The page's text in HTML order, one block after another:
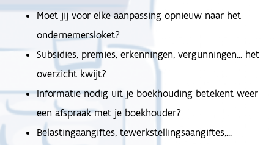
Moet jij voor elke aanpassing opnieuw naar het
ondernemersloket?
Subsidies, premies, erkenningen, vergunningen... het
overzicht kwijt?
Informatie nodig uit je boekhouding betekent weer
een afspraak met je boekhouder?
Belastingaangiftes, tewerkstellingsaangiftes,...